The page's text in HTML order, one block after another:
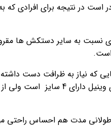
در نتیجه برای افرادی که
نسبت به سایر دستکش ها
است.
که نیاز به ظرافت دست داشته
دستکش‌ها مشکل خواهد شد و برای کارهای حساس که نیاز به دقت لمسی
طولانی مدت هم احساس راحتی